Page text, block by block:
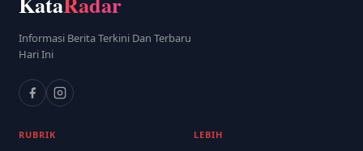
Informasi Berita Terkini Dan Terbaru
Hari Ini
RUBRIK LEBIH